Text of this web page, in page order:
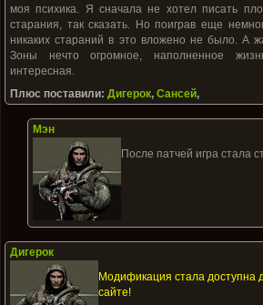
моя психика. Я сначала не хотел писать
старания, так сказать. Но поиграв еще
никаких стараний в это вложено не было. А
Зоны нечто огромное, наполненное
интересная.
Плюс поставили: Дигерок, Сансей,
Мэн
После патчей игра стала
Дигерок
Модификация стала доступна
сайте!